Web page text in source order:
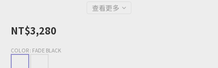
查看更多
NT$3,280
COLOR : FADE BLACK